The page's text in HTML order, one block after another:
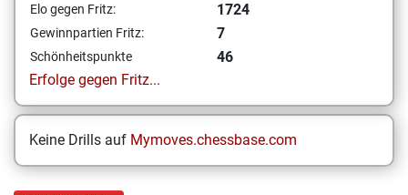
Elo gegen Fritz: 1724
Gewinnpartien Fritz: 7
Schönheitspunkte
46
Erfolge gegen Fritz...
Keine Drills auf Mymoves.chessbase.com